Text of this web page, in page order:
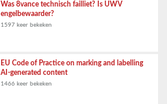
Was 8vance technisch failliet? Is UWV
engelbewaarder?
1597 keer bekeken
EU Code of Practice on marking and labelling
AI-generated content
1466 keer bekeken